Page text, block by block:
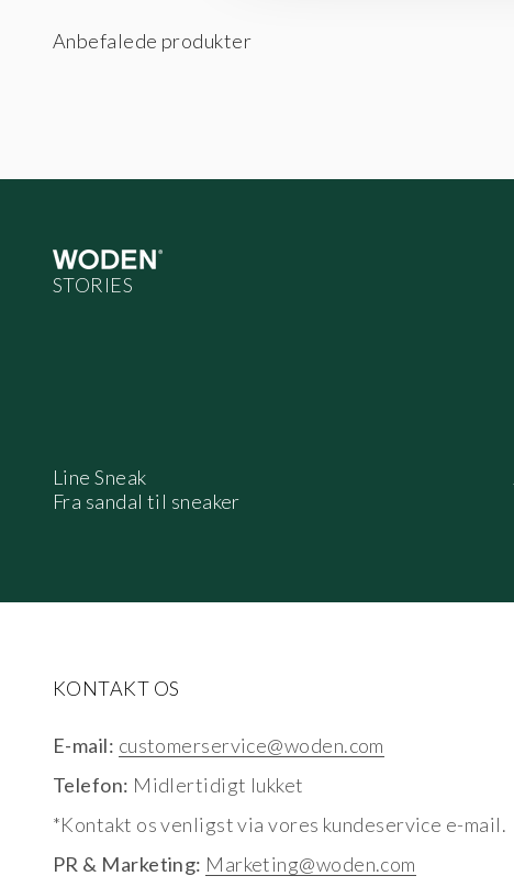
Line Sneak
Fra sandal til sneaker
KONTAKT OS
E-mail: customerservice@woden.com
Telefon: Midlertidigt lukket
*Kontakt os venligst via vores kundeservice e-mail.
PR & Marketing: Marketing@woden.com